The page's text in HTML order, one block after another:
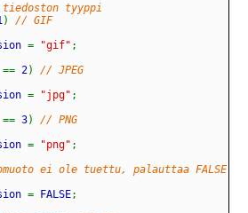
tyyppi
)
// GIF
= "gif" ;
== 2)
// JPEG
= "jpg" ;
== 3)
// PNG
= "png" ;
ei ole tuettu, palauttaa FALSE
= FALSE;